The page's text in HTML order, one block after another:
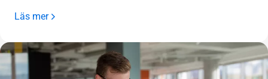
Läs mer